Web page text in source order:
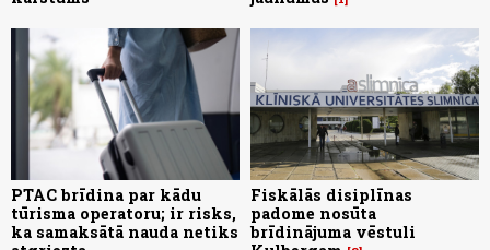
PTAC brīdina par kādu
tūrisma operatoru; ir risks,
ka samaksātā nauda netiks
Fiskālās disiplīnas
padome nosūta
brīdinājuma vēstuli